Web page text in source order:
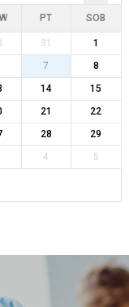
PT SOB
31
1
7
8
14
15
21
22
28
29
4 5